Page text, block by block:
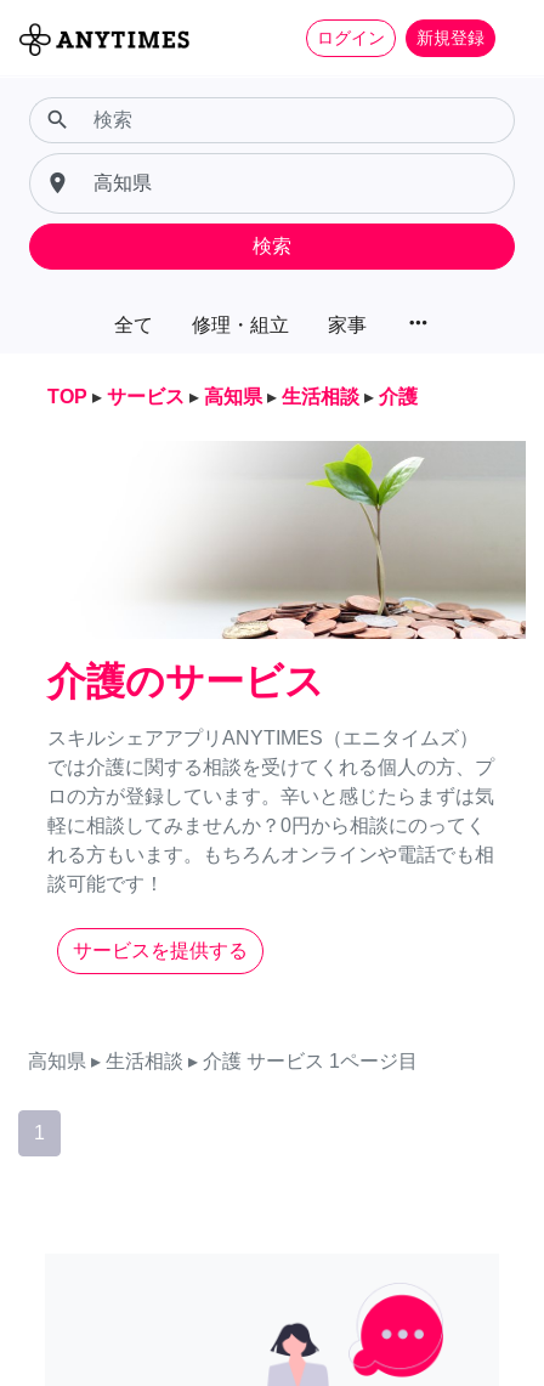
ログイン 新規登録
全て 修理・組立 家事 more_horiz
search
place
検索
TOP ▸ サービス ▸ 高知県 ▸ 生活相談 ▸ 介護
介護のサービス
スキルシェアアプリANYTIMES（エニタイムズ）
では介護に関する相談を受けてくれる個人の方、プ
ロの方が登録しています。辛いと感じたらまずは気
軽に相談してみませんか？0円から相談にのってく
れる方もいます。もちろんオンラインや電話でも相
談可能です！
サービスを提供する
高知県 ▸ 生活相談 ▸ 介護 サービス 1ページ目
1